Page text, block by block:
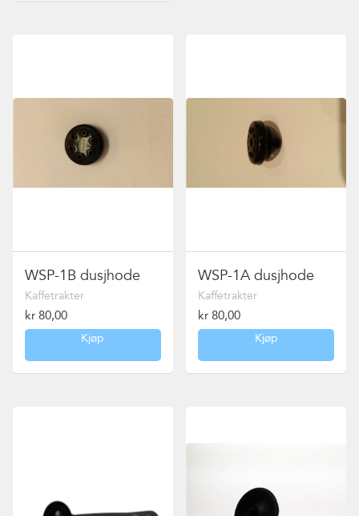
WSP-1B dusjhode
Kaffetrakter
kr 80,00
Kjøp
WSP-1A dusjhode
Kaffetrakter
kr 80,00
Kjøp